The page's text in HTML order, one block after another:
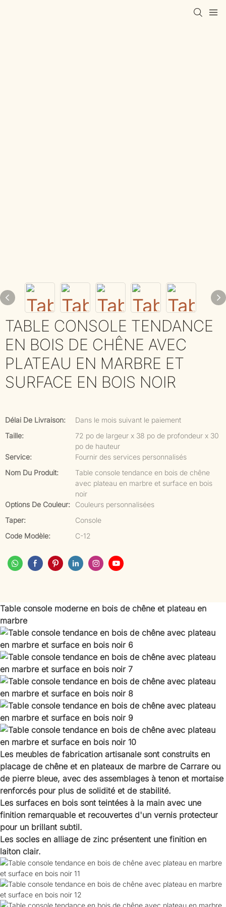
TABLE CONSOLE TENDANCE
EN BOIS DE CHÊNE AVEC
PLATEAU EN MARBRE ET
SURFACE EN BOIS NOIR
Délai De Livraison:
Dans le mois suivant le paiement
Taille:
72 po de largeur x 38 po de profondeur x 30
po de hauteur
Service:
Fournir des services personnalisés
Nom Du Produit:
Table console tendance en bois de chêne
avec plateau en marbre et surface en bois
noir
Options De Couleur:
Couleurs personnalisées
Taper:
Console
Code Modèle:
C-12
Table console moderne en bois de chêne et plateau en
marbre
Les meubles de fabrication artisanale sont construits en
placage de chêne et en plateaux de marbre de Carrare ou
de pierre bleue, avec des assemblages à tenon et mortaise
renforcés pour plus de solidité et de stabilité.
Les surfaces en bois sont teintées à la main avec une
finition remarquable et recouvertes d'un vernis protecteur
pour un brillant subtil.
Les socles en alliage de zinc présentent une finition en
laiton clair.